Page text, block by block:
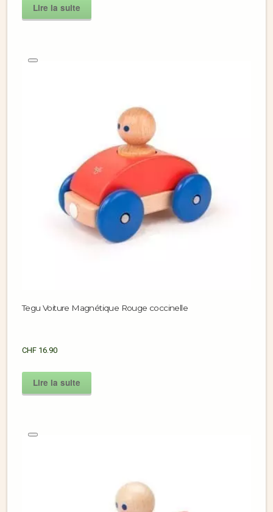
Lire la suite
Tegu Voiture Magnétique Rouge coccinelle
CHF 16.90
Lire la suite